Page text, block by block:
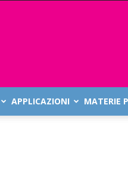
APPLICAZIONI MATERIE